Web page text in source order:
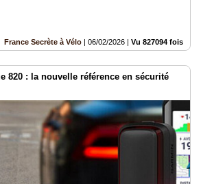
France Secrète à Vélo | 06/02/2026 | Vu 827094 fois
820 : la nouvelle référence en sécurité